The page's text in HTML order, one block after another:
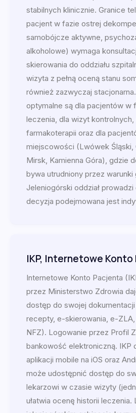
stabilnych klinicznie. Granice
pacjent w fazie ostrej
samobójcze aktywne,
alkoholowe) wymaga
skierowania do oddziału
wizyta z pełną oceną stanu
również zazwyczaj
optymalne są dla pacjentów w
leczenia, dla wizyt
farmakoterapii oraz dla
miejscowości (Lwówek Śląski,
Mirsk, Kamienna Góra), gdzie
bywa utrudniony przez warunki
Jeleniogórski oddział prowadzi
decyzja podejmowana jest
IKP, Internetowe
Internetowe Konto Pacjenta
przez Ministerstwo Zdrowia
dostęp do swojej
recepty, e-skierowania, e-
NFZ). Logowanie przez Profil
bankowość elektroniczną. IKP
aplikacji mobile na iOS oraz
może udostępnić dostęp do
lekarzowi w czasie wizyty
ułatwia ocenę historii leczenia.